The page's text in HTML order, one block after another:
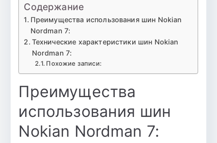
Содержание
Преимущества использования шин Nokian
Nordman 7:
Технические характеристики шин Nokian
Nordman 7:
Похожие записи:
Преимущества
использования шин
Nokian Nordman 7: